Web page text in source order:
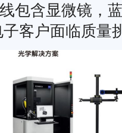
包含显微镜，
客户面临质量